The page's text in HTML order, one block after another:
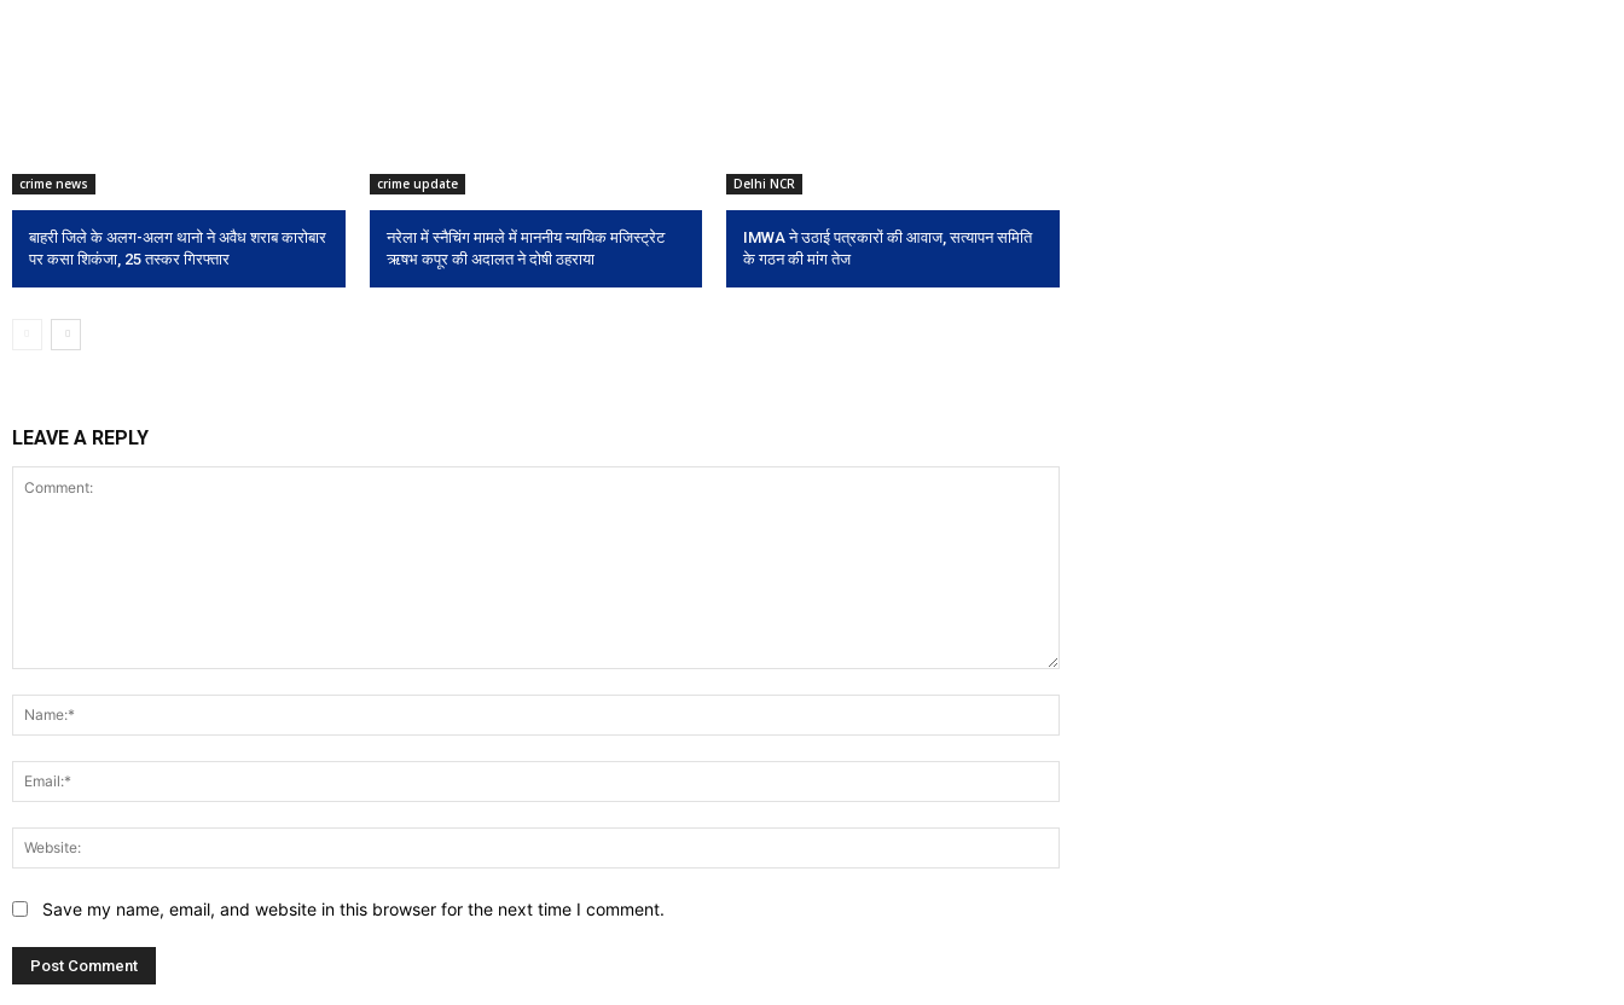
crime news
बाहरी जिले के अलग-अलग थानो ने अवैध शराब कारोबार
पर कसा शिकंजा, 25 तस्कर गिरफ्तार
crime update
नरेला में स्नैचिंग मामले में माननीय न्यायिक मजिस्ट्रेट
ऋषभ कपूर की अदालत ने दोषी ठहराया
Delhi NCR
IMWA ने उठाई पत्रकारों की आवाज, सत्यापन समिति
के गठन की मांग तेज
LEAVE A REPLY
Save my name, email, and website in this browser for the next time I comment.